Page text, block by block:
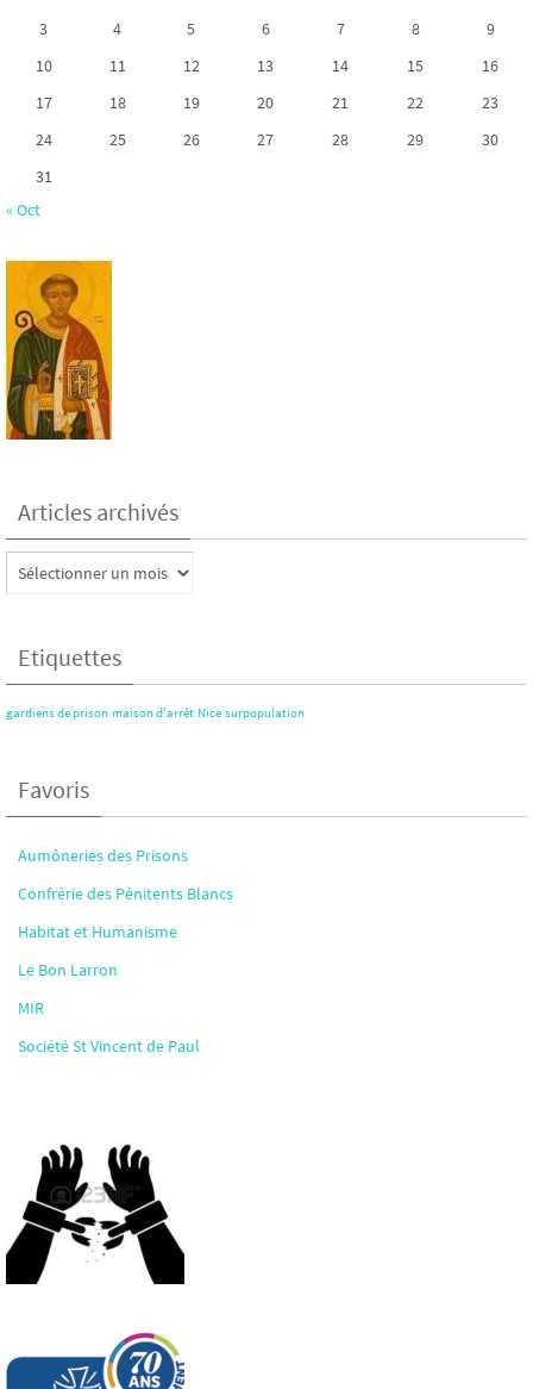
3
4 5 6 7 8
9
10
11 12 13 14 15
16
17
18 19 20 21 22
23
24
25 26 27 28 29
30
31
« Oct
Articles archivés
Articles
archivés
Etiquettes
gardiens de prison maison d'arrêt Nice surpopulation
Favoris
Aumôneries des Prisons
Confrérie des Pénitents Blancs
Habitat et Humanisme
Le Bon Larron
MIR
Société St Vincent de Paul